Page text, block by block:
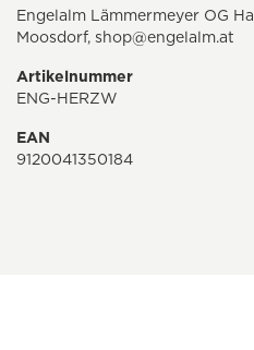
Engelalm Lämmermeyer OG
Moosdorf, shop@engelalm.at
Artikelnummer
ENG-HERZW
EAN
9120041350184